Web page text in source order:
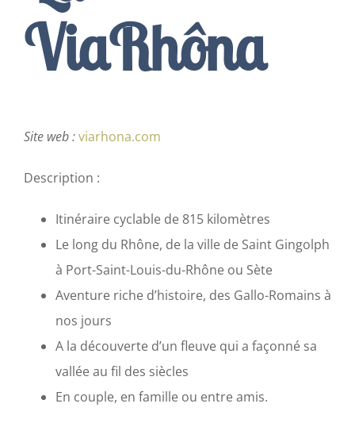
Contact
ViaRhôna
Site web :viarhona.com
Description :
Itinéraire cyclable de 815 kilomètres
Le long du Rhône, de la ville de Saint Gingolph
à Port-Saint-Louis-du-Rhône ou Sète
Aventure riche d’histoire, des Gallo-Romains à
nos jours
A la découverte d’un fleuve qui a façonné sa
vallée au fil des siècles
En couple, en famille ou entre amis.